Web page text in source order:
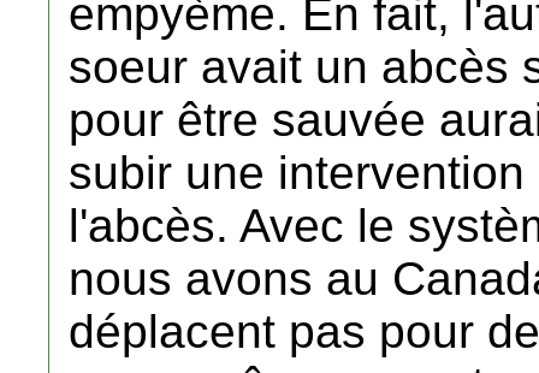
empyème. En fait,
soeur avait un abcès
pour être sauvée
subir une
l'abcès. Avec le
nous avons au
déplacent pas pour